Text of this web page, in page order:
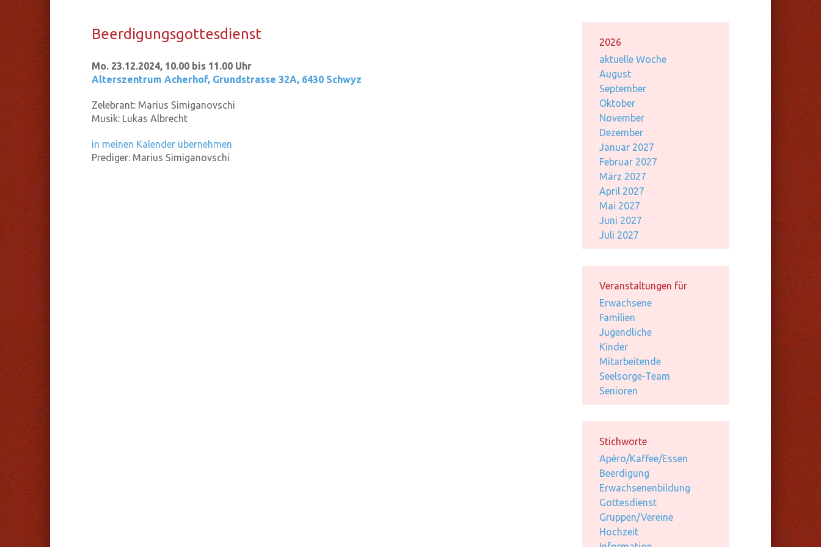
2026
aktuelle Woche
August
September
Oktober
November
Dezember
Januar 2027
Februar 2027
März 2027
April 2027
Mai 2027
Juni 2027
Juli 2027
Veranstaltungen für
Erwachsene
Familien
Jugendliche
Kinder
Mitarbeitende
Seelsorge-Team
Senioren
Stichworte
Apéro/Kaffee/Essen
Beerdigung
Erwachsenenbildung
Gottesdienst
Gruppen/Vereine
Hochzeit
Be­er­di­gungs­got­tes­dienst
Mo. 23.12.2024, 10.00 bis 11.00 Uhr
Alterszentrum Acherhof, Grundstrasse 32A, 6430 Schwyz
Zelebrant: Marius Simiganovschi
Musik: Lukas Albrecht
in meinen Kalender übernehmen
Prediger: Marius Simiganovschi